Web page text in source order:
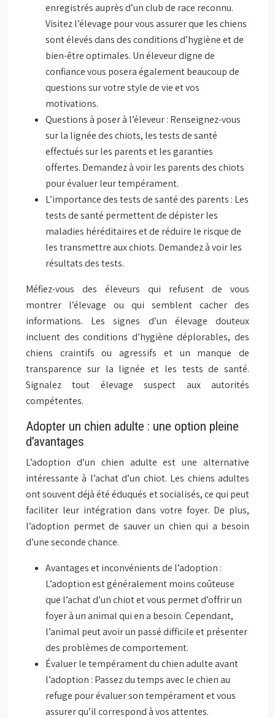
enregistrés auprès d’un club de race reconnu.
Visitez l’élevage pour vous assurer que les chiens
sont élevés dans des conditions d’hygiène et de
bien-être optimales. Un éleveur digne de
confiance vous posera également beaucoup de
questions sur votre style de vie et vos
motivations.
Questions à poser à l’éleveur : Renseignez-vous
sur la lignée des chiots, les tests de santé
effectués sur les parents et les garanties
offertes. Demandez à voir les parents des chiots
pour évaluer leur tempérament.
L’importance des tests de santé des parents : Les
tests de santé permettent de dépister les
maladies héréditaires et de réduire le risque de
les transmettre aux chiots. Demandez à voir les
résultats des tests.
Méfiez-vous des éleveurs qui refusent de vous
montrer l’élevage ou qui semblent cacher des
informations. Les signes d’un élevage douteux
incluent des conditions d’hygiène déplorables, des
chiens craintifs ou agressifs et un manque de
transparence sur la lignée et les tests de santé.
Signalez tout élevage suspect aux autorités
compétentes.
Adopter un chien adulte : une option pleine
d’avantages
L’adoption d’un chien adulte est une alternative
intéressante à l’achat d’un chiot. Les chiens adultes
ont souvent déjà été éduqués et socialisés, ce qui peut
faciliter leur intégration dans votre foyer. De plus,
l’adoption permet de sauver un chien qui a besoin
d’une seconde chance.
Avantages et inconvénients de l’adoption :
L’adoption est généralement moins coûteuse
que l’achat d’un chiot et vous permet d’offrir un
foyer à un animal qui en a besoin. Cependant,
l’animal peut avoir un passé difficile et présenter
des problèmes de comportement.
Évaluer le tempérament du chien adulte avant
l’adoption : Passez du temps avec le chien au
refuge pour évaluer son tempérament et vous
assurer qu’il correspond à vos attentes.